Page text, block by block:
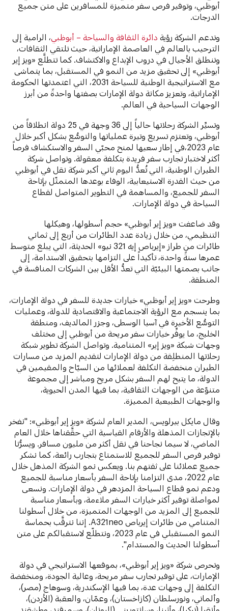
أبوظبي، وتوفير فرص سفر متميزة للمسافرين على متن جميع
الدرجات.
وتدعم الشركة رؤيةدائرة الثقافة والسياحة – أبوظبي ، الرامية إلى
الترحيب بالعالم في العاصمة الإماراتية، حيث تلتقي الثقافات،
وتنطلق الأجيال في دروب الإبداع والاكتشاف. كما تتطلَّع «ويز إير
أبوظبي» إلى تحقيق مزيد من النمو في المستقبل، بما يتماشى
مع الاستراتيجية الوطنية للسياحة 2031، التي اعتمدتها الحكومة
الإماراتية، وتعزيز مكانة دولة الإمارات بصفتها واحدةً من أبرز
الوجهات السياحية في العالم.
وتسيِّر الشركة رحلاتها حالياً إلى 36 وجهة في 25 دولة انطلاقاً من
أبوظبي، وتعتزم تسريع وتيرة عملياتها والتوسُّع بشكل أكبر خلال
عام 2023،في إطار سعيها لمنح محبّي السفر والاستكشاف فرصاً
أكثر لاختبار تجارب سفر فريدة بتكلفة معقولة. وتواصل شركة
الطيران الوطنية، التي تُعدُّ اليوم ثاني أكبر شركة نقل في أبوظبي
من حيث القدرة الاستيعابية، الوفاء بوعدها المتمثّل بإتاحة
السفر للجميع، والمساهمة في التطوير المتواصل لقطاع
السياحة في دولة الإمارات.
وقد ضاعفت «ويز إير أبوظبي» حجم أسطولها، وهيكلها
التنظيمي، من خلال زيادة عدد الطائرات من أربع إلى ثماني
طائرات من طراز «إيرباص إيه 321 نيو» الحديثة، التي يبلغ متوسط
عمرها سنةً واحدة، تأكيداً على التزامها بتحقيق الاستدامة، إلى
جانب بصمتها البيئيّة التي تعدُّ الأقل بين الشركات المنافسة في
المنطقة.
وطرحت «ويز إير أبوظبي» خيارات جديدة للسفر في دولة الإمارات،
بما ينسجم مع الرؤية الاجتماعية والاقتصادية للدولة، وعمليات
التوسُّع الأخيرة في آسيا الوسطى، وجزر المالديف، ومنطقة
الخليج، ما يوفِّر خيارات سفر مريحة من أبوظبي إلى مختلف
وجهات شبكة «ويز إير» المتنامية. وتواصل الشركة تطوير شبكة
رحلاتها المنطلِقة من دولة الإمارات لتقديم المزيد من مسارات
الطيران منخفضة التكلفة لعملائها من السيّاح والمقيمين في
الدولة، ما يتيح لهم السفر بشكل مريح ومباشر إلى مجموعة
متنوّعة من الوجهات الثقافية، بما فيها المدن الحيوية،
والوجهات الطبيعية المميزة.
وقال مايكل بيرلويس، المدير العام لشركة «ويز إير أبوظبي»: "نفخر
بالإنجازات المذهلة والأرقام القياسية التي حقَّقناها خلال العام
الماضي، لا سيما نجاحنا في نقل أكثر من مليون مسافر. ويسرُّنا
توفير فرص السفر للجميع للاستمتاع بتجارب رائعة، كما نشكر
جميع عملائنا على ثقتهم بنا. ويعكس نمو الشركة المذهل خلال
عام 2022، مدى التزامنا بإتاحة السفر بأسعار مناسبة للجميع
ودعم نمو قطاع السياحة المزدهر في دولة الإمارات. ونسعى
لمواصلة توفير أكثر خيارات السفر ملاءمة، وبأسعار مناسبة
للجميع إلى المزيد من الوجهات المتميزة، من خلال أسطولنا
المتنامي من طائرات إيرباص A321neo. إننا نترقَّب بحماسة
النمو المستقبلي في عام 2023، ونتطلّع لاستقبالكم على متن
أسطولنا الحديث والمستدام".
وتحرص شركة «ويز إير أبوظبي»، بموقعها الاستراتيجي في دولة
الإمارات، على توفير تجارب سفر مريحة، وعالية الجودة، ومنخفضة
التكلفة إلى وجهات عدة، بما فيها الإسكندرية، وسوهاج (مصر)،
وألماتي، ونورسلطان (كازاخستان)، وعمّان، والعقبة (الأردن)،